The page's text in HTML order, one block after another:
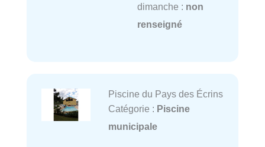
dimanche : non
renseigné
Piscine du Pays des Écrins
Catégorie : Piscine
municipale